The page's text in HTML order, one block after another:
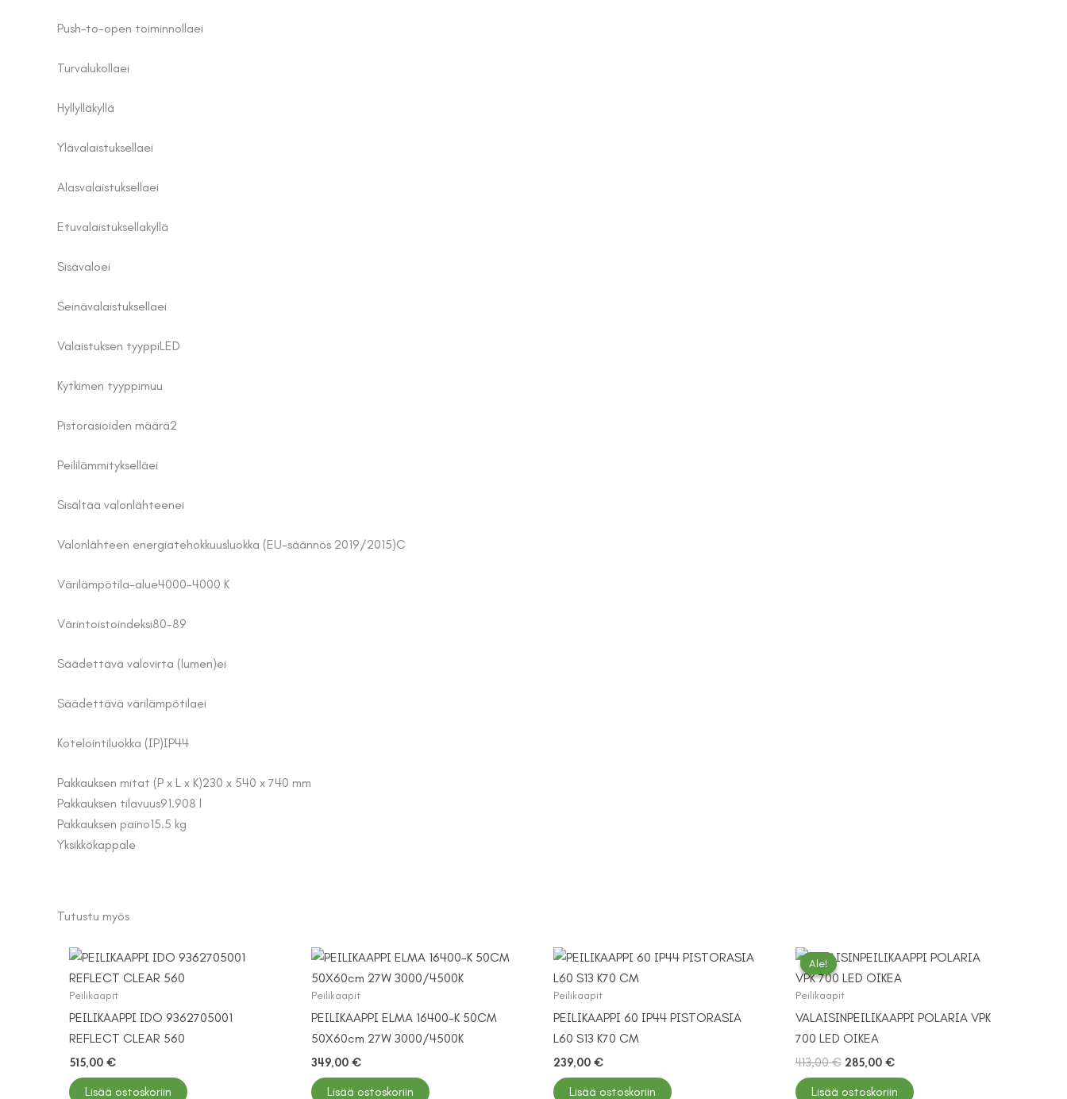
Push-to-open toiminnollaei
Turvalukollaei
Hyllylläkyllä
Ylävalaistuksellaei
Alasvalaistuksellaei
Etuvalaistuksellakyllä
Sisävaloei
Seinävalaistuksellaei
Valaistuksen tyyppiLED
Kytkimen tyyppimuu
Pistorasioiden määrä2
Peililämmitykselläei
Sisältää valonlähteenei
Valonlähteen energiatehokkuusluokka (EU-säännös 2019/2015)C
Värilämpötila-alue4000-4000 K
Värintoistoindeksi80-89
Säädettävä valovirta (lumen)ei
Säädettävä värilämpötilaei
Kotelointiluokka (IP)IP44
Pakkauksen mitat (P x L x K)230 x 540 x 740 mm
Pakkauksen tilavuus91.908 l
Pakkauksen paino15.5 kg
Yksikkökappale
Tutustu myös
Peilikaapit
PEILIKAAPPI IDO 9362705001
REFLECT CLEAR 560
515,00 €
Lisää ostoskoriin
Peilikaapit
PEILIKAAPPI ELMA 16400-K 50CM
50X60cm 27W 3000/4500K
349,00 €
Lisää ostoskoriin
Peilikaapit
PEILIKAAPPI 60 IP44 PISTORASIA
L60 S13 K70 CM
239,00 €
Lisää ostoskoriin
Ale!
Ale!
Peilikaapit
VALAISINPEILIKAAPPI POLARIA VPK
700 LED OIKEA
413,00€ Alkuperäinen
hinta
oli:
285,00 €Nykyinen
hinta
on:
Lisää ostoskoriin